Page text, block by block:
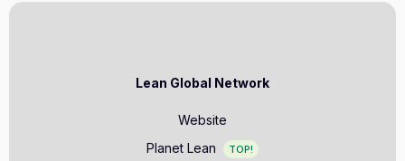
Lean Global Network
Website
Planet Lean
TOP!